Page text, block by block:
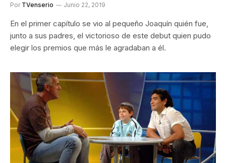
Por TVenserio Junio 22, 2019
En el primer capítulo se vio al pequeño Joaquín quién fue,
junto a sus padres, el victorioso de este debut quien pudo
elegir los premios que más le agradaban a él.